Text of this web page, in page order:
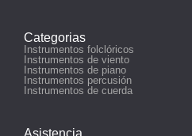
Categorias
Instrumentos folclóricos
Instrumentos de viento
Instrumentos de piano
Instrumentos percusión
Instrumentos de cuerda
Asistencia